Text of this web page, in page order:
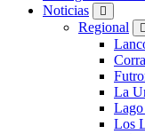
Noticias
Regional
La
Los